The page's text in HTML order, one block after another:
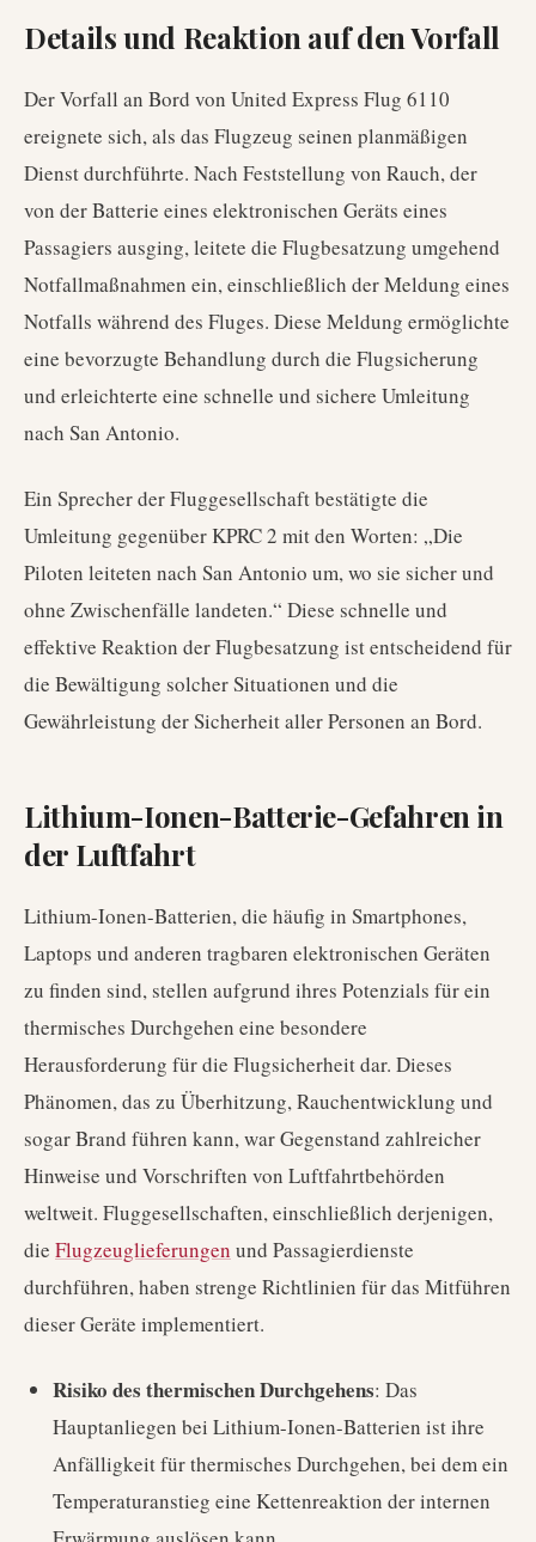
Details und Reaktion auf den Vorfall
Der Vorfall an Bord von United Express Flug 6110
ereignete sich, als das Flugzeug seinen planmäßigen
Dienst durchführte. Nach Feststellung von Rauch, der
von der Batterie eines elektronischen Geräts eines
Passagiers ausging, leitete die Flugbesatzung umgehend
Notfallmaßnahmen ein, einschließlich der Meldung eines
Notfalls während des Fluges. Diese Meldung ermöglichte
eine bevorzugte Behandlung durch die Flugsicherung
und erleichterte eine schnelle und sichere Umleitung
nach San Antonio.
Ein Sprecher der Fluggesellschaft bestätigte die
Umleitung gegenüber KPRC 2 mit den Worten: „Die
Piloten leiteten nach San Antonio um, wo sie sicher und
ohne Zwischenfälle landeten.“ Diese schnelle und
effektive Reaktion der Flugbesatzung ist entscheidend für
die Bewältigung solcher Situationen und die
Gewährleistung der Sicherheit aller Personen an Bord.
Lithium-Ionen-Batterie-Gefahren in
der Luftfahrt
Lithium-Ionen-Batterien, die häufig in Smartphones,
Laptops und anderen tragbaren elektronischen Geräten
zu finden sind, stellen aufgrund ihres Potenzials für ein
thermisches Durchgehen eine besondere
Herausforderung für die Flugsicherheit dar. Dieses
Phänomen, das zu Überhitzung, Rauchentwicklung und
sogar Brand führen kann, war Gegenstand zahlreicher
Hinweise und Vorschriften von Luftfahrtbehörden
weltweit. Fluggesellschaften, einschließlich derjenigen,
die Flugzeuglieferungen und Passagierdienste
durchführen, haben strenge Richtlinien für das Mitführen
dieser Geräte implementiert.
Risiko des thermischen Durchgehens: Das
Hauptanliegen bei Lithium-Ionen-Batterien ist ihre
Anfälligkeit für thermisches Durchgehen, bei dem ein
Temperaturanstieg eine Kettenreaktion der internen